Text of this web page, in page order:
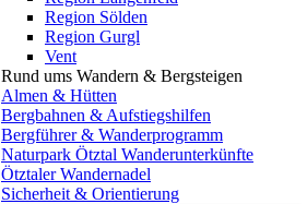
Region Sölden
Region Gurgl
Vent
Rund ums Wandern & Bergsteigen
Almen & Hütten
Bergbahnen & Aufstiegshilfen
Bergführer & Wanderprogramm
Naturpark Ötztal Wanderunterkünfte
Ötztaler Wandernadel
Sicherheit & Orientierung